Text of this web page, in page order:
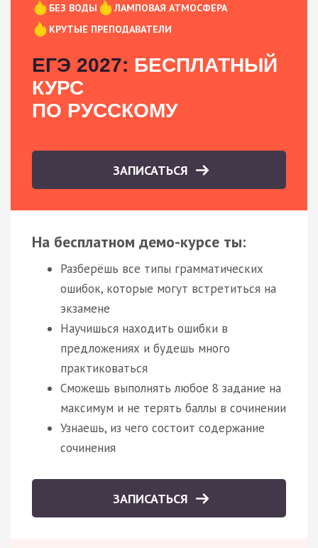
БЕЗ ВОДЫ
ЛАМПОВАЯ АТМОСФЕРА
КРУТЫЕ ПРЕПОДАВАТЕЛИ
ЕГЭ 2027: БЕСПЛАТНЫЙ
КУРС
ПО РУССКОМУ
ЗАПИСАТЬСЯ
На бесплатном демо-курсе ты:
Разберёшь все типы грамматических
ошибок, которые могут встретиться на
экзамене
Научишься находить ошибки в
предложениях и будешь много
практиковаться
Сможешь выполнять любое 8 задание на
максимум и не терять баллы в сочинении
Узнаешь, из чего состоит содержание
сочинения
ЗАПИСАТЬСЯ